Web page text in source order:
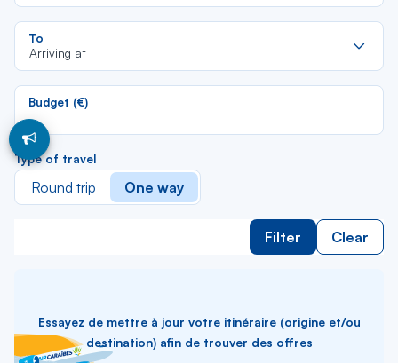
To
Arriving at
Budget (€)
Type of travel
Round trip One way
Filter Clear
Essayez de mettre à jour votre itinéraire (origine et/ou
destination) afin de trouver des offres